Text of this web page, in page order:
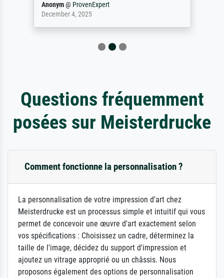
Anonym@ ProvenExpert
December 4, 2025
Questions fréquemment
posées sur Meisterdrucke
Comment fonctionne la personnalisation ?
La personnalisation de votre impression d'art chez
Meisterdrucke est un processus simple et intuitif qui vous
permet de concevoir une œuvre d'art exactement selon
vos spécifications : Choisissez un cadre, déterminez la
taille de l'image, décidez du support d'impression et
ajoutez un vitrage approprié ou un châssis. Nous
proposons également des options de personnalisation